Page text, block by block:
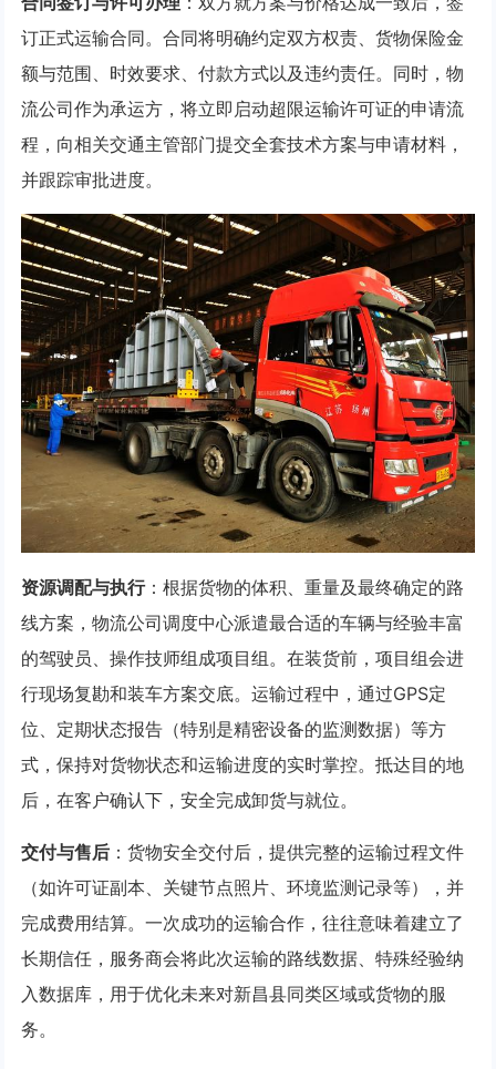
订正式运输合同。合同将明确约定双方权责、货物保险金
额与范围、时效要求、付款方式以及违约责任。同时，物
流公司作为承运方，将立即启动超限运输许可证的申请流
程，向相关交通主管部门提交全套技术方案与申请材料，
并跟踪审批进度。
资源调配与执行：根据货物的体积、重量及最终确定的路
线方案，物流公司调度中心派遣最合适的车辆与经验丰富
的驾驶员、操作技师组成项目组。在装货前，项目组会进
行现场复勘和装车方案交底。运输过程中，通过GPS定
位、定期状态报告（特别是精密设备的监测数据）等方
式，保持对货物状态和运输进度的实时掌控。抵达目的地
后，在客户确认下，安全完成卸货与就位。
交付与售后 ：货物安全交付后，提供完整的运输过程文件
（如许可证副本、关键节点照片、环境监测记录等），并
完成费用结算。一次成功的运输合作，往往意味着建立了
长期信任，服务商会将此次运输的路线数据、特殊经验纳
入数据库，用于优化未来对新昌县同类区域或货物的服
务。